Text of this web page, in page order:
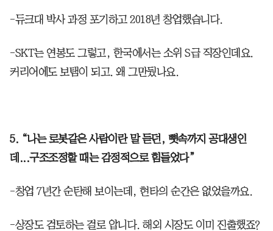
-듀크대 박사 과정 포기하고 2018년 창업했습니다.
-SKT는 연봉도 그렇고, 한국에서는 소위 S급 직장인데요.
커리어에도 보탬이 되고. 왜 그만뒀나요.
5. “나는 로봇같은 사람이란 말 듣던, 뼛속까지 공대생인
데...구조조정할 때는 감정적으로 힘들었다”
-창업 7년간 순탄해 보이는데, 현타의 순간은 없었을까요.
-상장도 검토하는 걸로 압니다. 해외 시장도 이미 진출했죠?